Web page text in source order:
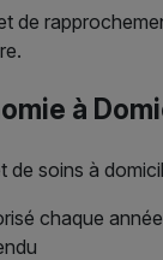
de
à
de soins à
chaque année